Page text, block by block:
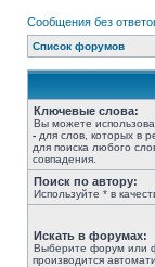
Сообщения без
Список форумов
Ключевые слова:
Вы можете
- для слов, которых в
для поиска любого
совпадения.
Поиск по автору:
Используйте * в
Искать в форумах:
Выберите форум или
производится